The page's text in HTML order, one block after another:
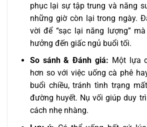
phục lại sự tập trung và năng
những giờ còn lại trong ngày.
vời để “sạc lại năng lượng”
hưởng đến giấc ngủ buổi tối.
So sánh & Đánh giá: Một lựa
hơn so với việc uống cà phê
buổi chiều, tránh tình trạng
đường huyết. Nụ vối giúp duy
cách nhẹ nhàng.